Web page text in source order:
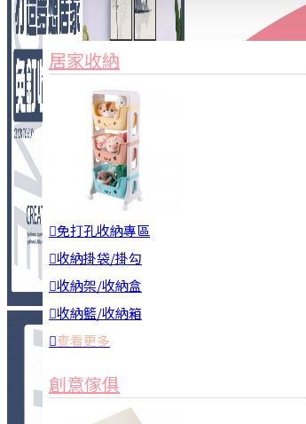
3C周邊
居家安全
居家清潔
查看更多
餐飲廚具
廚房收納
家俱&收納
居家收納
免打孔收納專區
收納掛袋/掛勾
收納架/收納盒
收納籃/收納箱
查看更多
創意傢俱